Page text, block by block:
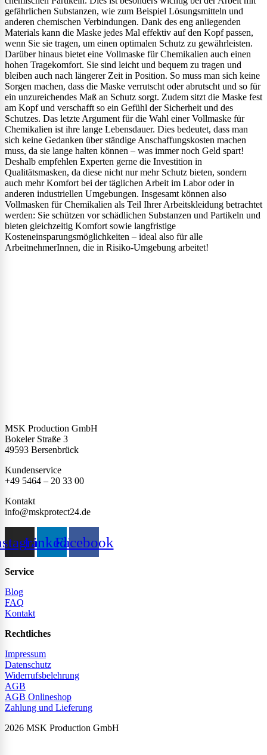
gefährlichen Substanzen, wie zum Beispiel Lösungsmitteln und
anderen chemischen Verbindungen. Dank des eng anliegenden
Materials kann die Maske jedes Mal effektiv auf den Kopf passen,
wenn Sie sie tragen, um einen optimalen Schutz zu gewährleisten.
Darüber hinaus bietet eine Vollmaske für Chemikalien auch einen
hohen Tragekomfort. Sie sind leicht und bequem zu tragen und
bleiben auch nach längerer Zeit in Position. So muss man sich keine
Sorgen machen, dass die Maske verrutscht oder abrutscht und so für
ein unzureichendes Maß an Schutz sorgt. Zudem sitzt die Maske fest
am Kopf und verschafft so ein Gefühl der Sicherheit und des
Schutzes. Das letzte Argument für die Wahl einer Vollmaske für
Chemikalien ist ihre lange Lebensdauer. Dies bedeutet, dass man
sich keine Gedanken über ständige Anschaffungskosten machen
muss, da sie lange halten können – was immer noch Geld spart!
Deshalb empfehlen Experten gerne die Investition in
Qualitätsmasken, da diese nicht nur mehr Schutz bieten, sondern
auch mehr Komfort bei der täglichen Arbeit im Labor oder in
anderen industriellen Umgebungen. Insgesamt können also
Vollmasken für Chemikalien als Teil Ihrer Arbeitskleidung betrachtet
werden: Sie schützen vor schädlichen Substanzen und Partikeln und
bieten gleichzeitig Komfort sowie langfristige
Kosteneinsparungsmöglichkeiten – ideal also für alle
ArbeitnehmerInnen, die in Risiko-Umgebung arbeitet!
MSK Production GmbH
Bokeler Straße 3
49593 Bersenbrück
Kundenservice
+49 5464 – 20 33 00
Kontakt
info@mskprotect24.de
LinkedinFacebook
Service
Blog
FAQ
Kontakt
Rechtliches
Impressum
Datenschutz
Widerrufsbelehrung
AGB
AGB Onlineshop
Zahlung und Lieferung
2026 MSK Production GmbH